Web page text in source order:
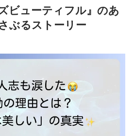
ビューティフル』のあ
ぶるストーリー